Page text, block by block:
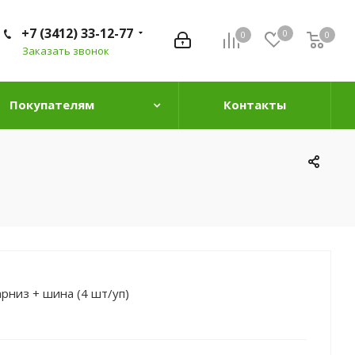
0 0 0
0
+7 (3412) 33-12-77
Заказать звонок
Покупателям Контакты
+ шина (4 шт/уп)